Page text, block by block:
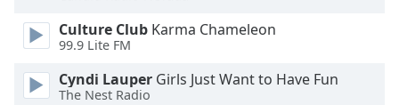
Font
Family
Reset
Culture Club Karma Chameleon
99.9 Lite FM
Cyndi Lauper Girls Just Want to Have Fun
The Nest Radio